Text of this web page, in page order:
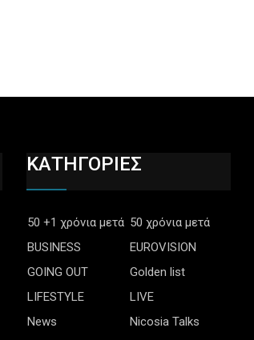
ΚΑΤΗΓΟΡΙΕΣ
50 +1 χρόνια μετά 50 χρόνια μετά
BUSINESS
EUROVISION
GOING OUT
Golden list
LIFESTYLE
LIVE
News
Nicosia Talks